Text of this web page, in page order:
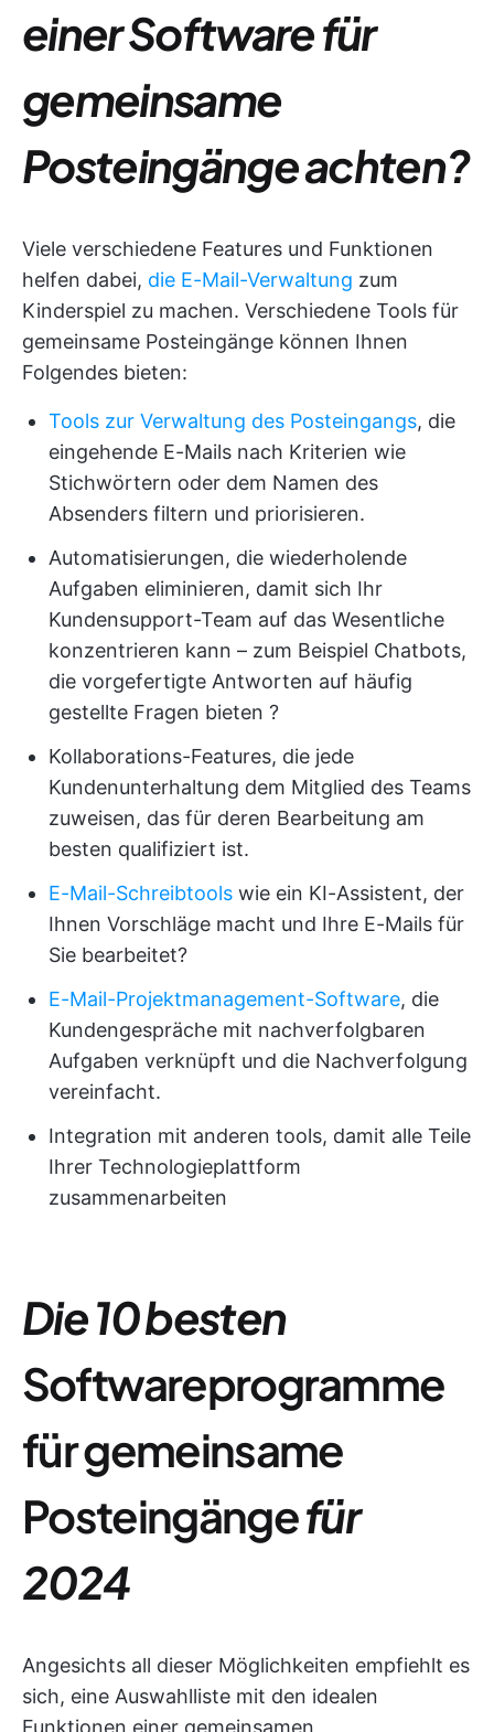
einer Software für
gemeinsame
Posteingänge achten?
Viele verschiedene Features und Funktionen
helfen dabei, die E-Mail-Verwaltung zum
Kinderspiel zu machen. Verschiedene Tools für
gemeinsame Posteingänge können Ihnen
Folgendes bieten:
Tools zur Verwaltung des Posteingangs, die
eingehende E-Mails nach Kriterien wie
Stichwörtern oder dem Namen des
Absenders filtern und priorisieren.
Automatisierungen, die wiederholende
Aufgaben eliminieren, damit sich Ihr
Kundensupport-Team auf das Wesentliche
konzentrieren kann – zum Beispiel Chatbots,
die vorgefertigte Antworten auf häufig
gestellte Fragen bieten ?
Kollaborations-Features, die jede
Kundenunterhaltung dem Mitglied des Teams
zuweisen, das für deren Bearbeitung am
besten qualifiziert ist.
E-Mail-Schreibtools wie ein KI-Assistent, der
Ihnen Vorschläge macht und Ihre E-Mails für
Sie bearbeitet?
E-Mail-Projektmanagement-Software, die
Kundengespräche mit nachverfolgbaren
Aufgaben verknüpft und die Nachverfolgung
vereinfacht.
Integration mit anderen tools, damit alle Teile
Ihrer Technologieplattform
zusammenarbeiten
Die 10 besten
Softwareprogramme
für gemeinsame
Posteingängefür
2024
Angesichts all dieser Möglichkeiten empfiehlt es
sich, eine Auswahlliste mit den idealen
Funktionen einer gemeinsamen